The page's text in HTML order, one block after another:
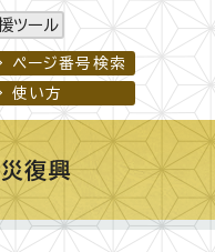
ツール
ページ番号検索
使い方
復興